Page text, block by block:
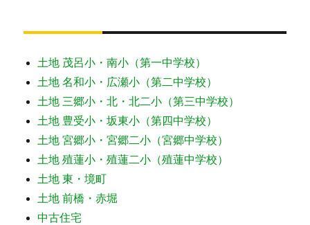
土地 茂呂小・南小（第一中学校）
土地 名和小・広瀬小（第二中学校）
土地 三郷小・北・北二小（第三中学校）
土地 豊受小・坂東小（第四中学校）
土地 宮郷小・宮郷二小（宮郷中学校）
土地 殖蓮小・殖蓮二小（殖蓮中学校）
土地 東・境町
土地 前橋・赤堀
中古住宅